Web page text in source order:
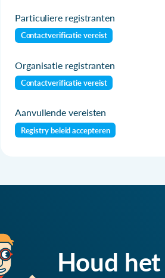
Particuliere registranten
Contactverificatie vereist
Organisatie registranten
Contactverificatie vereist
Aanvullende vereisten
Registry beleid accepteren
Houd